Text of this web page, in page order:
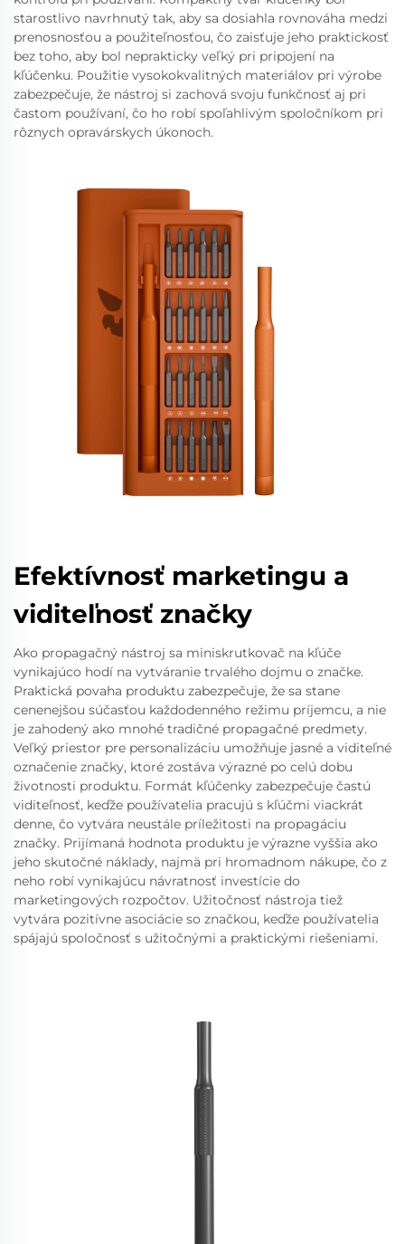
starostlivo navrhnutý tak, aby sa dosiahla rovnováha medzi
prenosnosťou a použiteľnosťou, čo zaisťuje jeho praktickosť
bez toho, aby bol neprakticky veľký pri pripojení na
kľúčenku. Použitie vysokokvalitných materiálov pri výrobe
zabezpečuje, že nástroj si zachová svoju funkčnosť aj pri
častom používaní, čo ho robí spoľahlivým spoločníkom pri
rôznych opravárskych úkonoch.
Efektívnosť marketingu a
viditeľnosť značky
Ako propagačný nástroj sa miniskrutkovač na kľúče
vynikajúco hodí na vytváranie trvalého dojmu o značke.
Praktická povaha produktu zabezpečuje, že sa stane
cenenejšou súčasťou každodenného režimu príjemcu, a nie
je zahodený ako mnohé tradičné propagačné predmety.
Veľký priestor pre personalizáciu umožňuje jasné a viditeľné
označenie značky, ktoré zostáva výrazné po celú dobu
životnosti produktu. Formát kľúčenky zabezpečuje častú
viditeľnosť, keďže používatelia pracujú s kľúčmi viackrát
denne, čo vytvára neustále príležitosti na propagáciu
značky. Prijímaná hodnota produktu je výrazne vyššia ako
jeho skutočné náklady, najmä pri hromadnom nákupe, čo z
neho robí vynikajúcu návratnosť investície do
marketingových rozpočtov. Užitočnosť nástroja tiež
vytvára pozitívne asociácie so značkou, keďže používatelia
spájajú spoločnosť s užitočnými a praktickými riešeniami.